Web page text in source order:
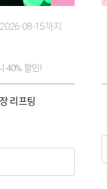
2026-08-15까지
40% 할인!
리프팅